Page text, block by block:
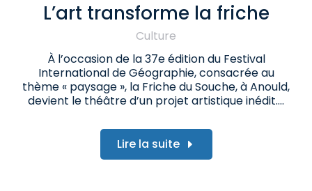
L’art transforme la friche
Culture
À l’occasion de la 37e édition du Festival
International de Géographie, consacrée au
thème « paysage », la Friche du Souche, à Anould,
devient le théâtre d’un projet artistique inédit.…
Lire la suite